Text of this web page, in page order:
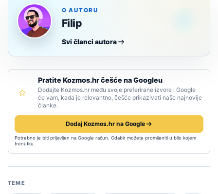
O AUTORU
Filip
Svi članci autora
Pratite Kozmos.hr češće na Googleu
Dodajte Kozmos.hr među svoje preferirane izvore i Google
će vam, kada je relevantno, češće prikazivati naše najnovije
članke.
Dodaj Kozmos.hr na Google
Potrebno je biti prijavljen na Google račun. Odabir možete promijeniti u bilo kojem
trenutku.
TEME